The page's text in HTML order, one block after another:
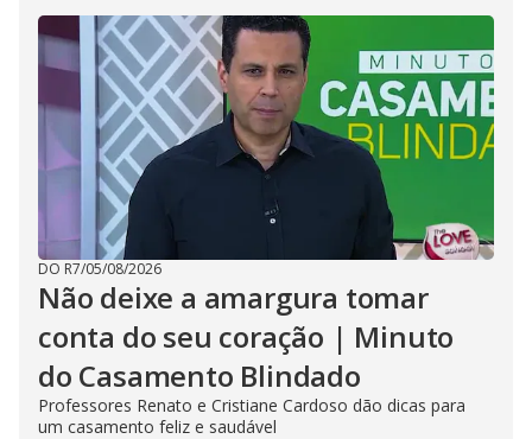
DO R7/05/08/2026
Não deixe a amargura tomar
conta do seu coração | Minuto
do Casamento Blindado
Professores Renato e Cristiane Cardoso dão dicas para
um casamento feliz e saudável